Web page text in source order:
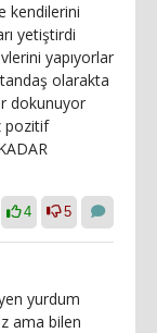
kendilerini
yetiştirdi
yapıyorlar
olarakta
dokunuyor
pozitif
4 5
yurdum
ama bilen